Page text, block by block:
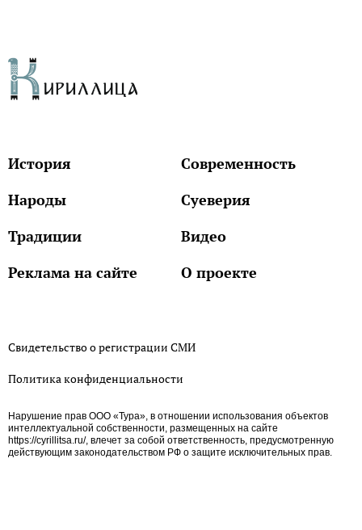
История
Современность
Народы
Суеверия
Традиции
Видео
Реклама на сайте
О проекте
Свидетельство о регистрации СМИ
Политика конфиденциальности
Нарушение прав ООО «Тура», в отношении использования объектов
интеллектуальной собственности, размещенных на сайте
https://cyrillitsa.ru/, влечет за собой ответственность, предусмотренную
действующим законодательством РФ о защите исключительных прав.